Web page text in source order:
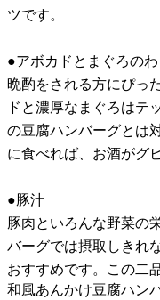
ツです。
●アボカドとまぐろのわ
晩酌をされる方にぴっ
ドと濃厚なまぐろはテ
の豆腐ハンバーグとは
に食べれば、お酒がグ
●豚汁
豚肉といろんな野菜の
バーグでは摂取しきれ
おすすめです。この二
和風あんかけ豆腐ハン